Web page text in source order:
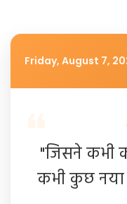
Friday, August 7,
"जिसने कभी
कभी कुछ नया